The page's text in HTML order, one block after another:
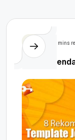
6 mins
8